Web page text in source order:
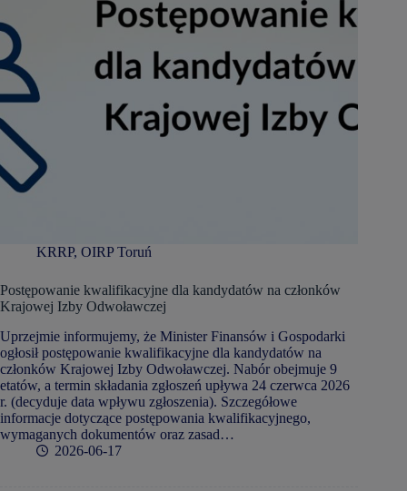
KRRP, OIRP Toruń
Postępowanie kwalifikacyjne dla kandydatów na członków
Krajowej Izby Odwoławczej
Uprzejmie informujemy, że Minister Finansów i Gospodarki
ogłosił postępowanie kwalifikacyjne dla kandydatów na
członków Krajowej Izby Odwoławczej. Nabór obejmuje 9
etatów, a termin składania zgłoszeń upływa 24 czerwca 2026
r. (decyduje data wpływu zgłoszenia). Szczegółowe
informacje dotyczące postępowania kwalifikacyjnego,
wymaganych dokumentów oraz zasad…
2026-06-17